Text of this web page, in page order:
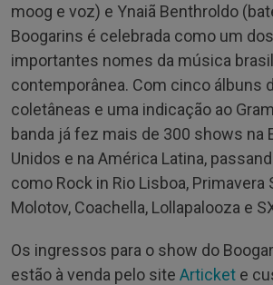
moog e voz) e Ynaiã Benthroldo
Boogarins é celebrada como um
importantes nomes da música
contemporânea. Com cinco álbuns
coletâneas e uma indicação ao
banda já fez mais de 300 shows na
Unidos e na América Latina,
como Rock in Rio Lisboa, Primavera
Molotov, Coachella, Lollapalooza e
Os ingressos para o show do
estão à venda pelo site Articket e